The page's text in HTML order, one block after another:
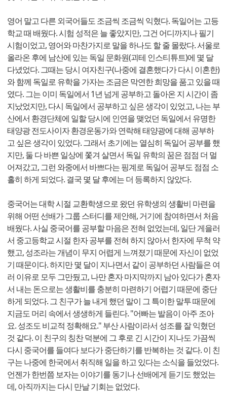
영어 말고 다른 외국어들도 조금씩 조금씩 익혔다. 독일어는 고등
학교 때 배웠다. 시험 성적은 늘 좋았지만, 그건 어디까지나 필기
시험이었고, 영어와 마찬가지로 말을 하나도 할 줄 몰랐다. 서울로
올라온 후에 남산에 있는 독일 문화원(괴테 인스티튜트)에 몇 달
다녔었다. 그때는 당시 여자친구(나중에 결혼했다가 다시 이혼한)
와 함께 독일로 유학을 가자는 조금은 막연한 희망을 품고 있을 때
였다. 그는 이미 독일에서 1년 넘게 공부하고 돌아온 지 시간이 좀
지났었지만, 다시 독일에서 공부하고 싶은 생각이 있었고, 나는 부
산에서 환경단체에 일할 당시에 인연을 맺었던 독일에서 유명한
태양광 전도사이자 환경운동가와 연락해 태양광에 대해 공부하
고 싶은 생각이 있었다. 그래서 초기에는 열심히 독일어 공부를 했
지만, 둘 다 바쁜 일상에 쫓겨 살면서 독일 유학의 꿈은 점점 더 멀
어져갔고, 그런 와중에서 바쁘다는 핑계로 독일어 공부도 점점 소
홀히 하게 되었다. 결국 몇 달 후에는 더 등록하지 않았다.
중국어는 대학 시절 교환학생으로 왔던 유학생의 생활비 마련을
위해 어떤 선배가 그룹 스터디를 제안해, 거기에 참여하면서 처음
배웠다. 사실 중국어를 공부할 마음은 전혀 없었는데, 일단 게을러
서 중고등학교 시절 한자 공부를 전혀 하지 않아서 한자에 무척 약
했고, 성조라는 개념이 무지 어렵게 느껴졌기 때문에 자신이 없었
기 때문이다. 하지만 몇 달이 지나면서 같이 공부하던 사람들은 여
러 이유로 모두 그만뒀고, 나만 혼자 마지막까지 남아 있다가 혼자
서 내는 돈으로는 생활비를 충분히 마련하기 어렵기 때문에 중단
하게 되었다. 그 친구가 늘 내게 했던 말이 그 특이한 말투 때문에
지금도 머리 속에서 생생하게 들린다. "어빠는 발음이 아주 조아
요. 성조도 비교적 정확해요." 부산 사람이라서 성조를 잘 익혔던
것 같다. 이 친구의 칭찬 덕분에 그 후로 긴 시간이 지나도 가끔씩
다시 중국어를 들여다 보다가 중단하기를 반복하는 것 같다. 이 친
구는 나중에 한국에서 취직해 일을 하고 있다는 소식을 들었었다.
언젠가 한번쯤 보자는 이야기를 동기나 선배에게 듣기도 했었는
데, 아직까지는 다시 만날 기회는 없었다.